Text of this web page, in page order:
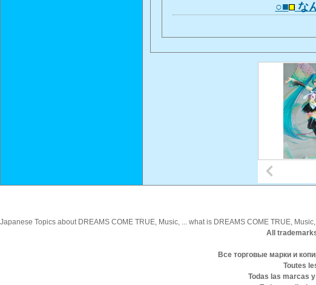
○■ な
Japanese Topics about DREAMS COME TRUE, Music, ... what is DREAMS COME TRUE,
All
Все торговые марки и
Toutes
Todas las marcas